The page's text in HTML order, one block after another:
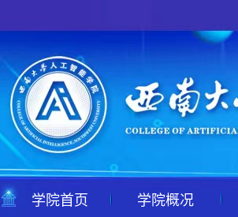
学院首页 学院概况